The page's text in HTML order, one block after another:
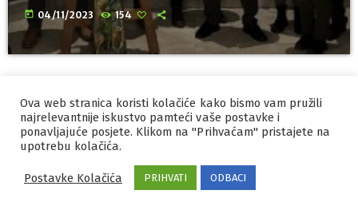
today 04/11/2023 154
IZRADA I HOSTINGORBIS
MARKETING
PRAVILA PRIVATNOSTI
Ova web stranica koristi kolačiće kako bismo vam pružili
najrelevantnije iskustvo pamteći vaše postavke i
ponavljajuće posjete. Klikom na "Prihvaćam" pristajete na
upotrebu kolačića.
Postavke Kolačića PRIHVATI ODBACI